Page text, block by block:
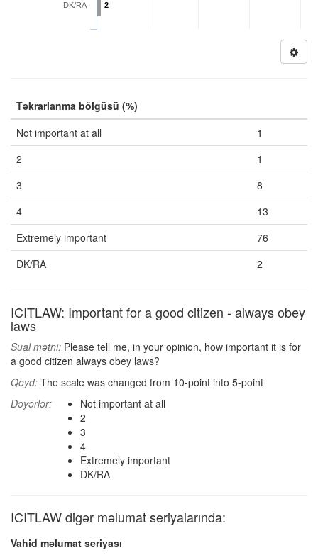
2
DK/RA
Təkrarlanma bölgüsü (%)
Not important at all
1
2
1
3
8
4
13
Extremely important
76
DK/RA
2
ICITLAW: Important for a good citizen - always obey
laws
Sual mətni: Please tell me, in your opinion, how important it is for
a good citizen always obey laws?
Qeyd: The scale was changed from 10-point into 5-point
Dəyərlər:
Not important at all
2
3
4
Extremely important
DK/RA
ICITLAW digər məlumat seriyalarında:
Vahid məlumat seriyası